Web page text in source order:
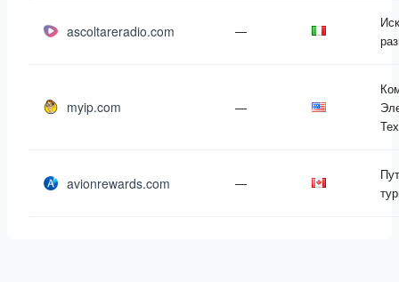
ascoltareradio.com —
myip.com —
avionrewards.com —